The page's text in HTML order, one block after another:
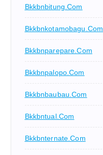
Bkkbnbitung.com
Bkkbnkotamobagu.com
Bkkbnparepare.com
Bkkbnpalopo.com
Bkkbnbaubau.com
Bkkbntual.com
Bkkbnternate.com